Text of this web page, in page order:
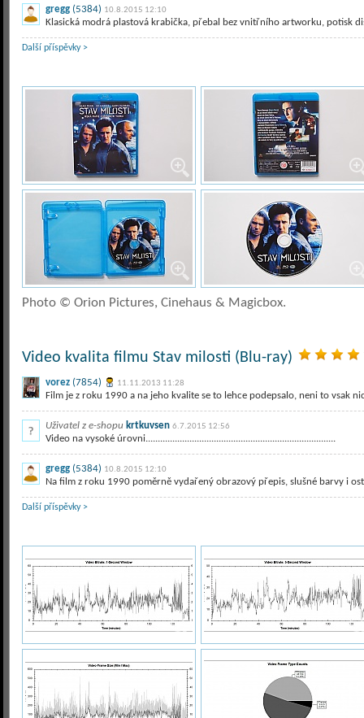
gregg (5384) 10.8.2015 12:10
Klasická modrá plastová krabička, přebal bez vnitřního artworku, potisk
Další příspěvky >
Photo © Orion Pictures, Cinehaus & Magicbox.
Video kvalita filmu Stav milosti (Blu-ray)
vorez (7854) 11.11.2013 11:28
Film je z roku 1990 a na jeho kvalite se to lehce podepsalo, neni to vsak
Uživatel z e-shopu krtkuvsen 6.7.2015 12:56
Video na vysoké úrovni..............................................................................
gregg (5384) 10.8.2015 12:10
Na film z roku 1990 poměrně vydařený obrazový přepis, slušné barvy i
Další příspěvky >